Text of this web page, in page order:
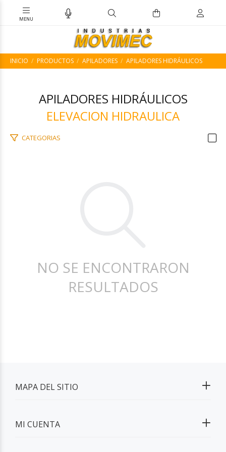
INICIO PRODUCTOS APILADORES APILADORES HIDRÁULICOS
APILADORES HIDRÁULICOS
ELEVACION HIDRAULICA
CATEGORIAS
NO SE ENCONTRARON
RESULTADOS
MAPA DEL SITIO
MI CUENTA